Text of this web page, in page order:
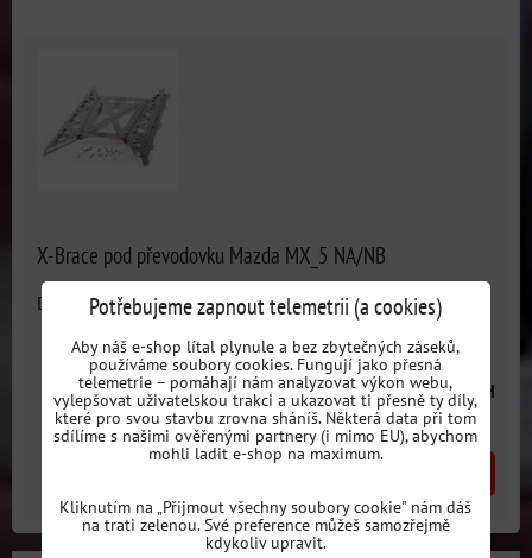
X-Brace pod převodovku Mazda MX_5 NA/NB
Dostupnost:3 dni
8780 Kčs DPH
Potřebujeme zapnout telemetrii (a cookies)
Aby náš e-shop lítal plynule a bez zbytečných záseků,
používáme soubory cookies. Fungují jako přesná
telemetrie – pomáhají nám analyzovat výkon webu,
vylepšovat uživatelskou trakci a ukazovat ti přesně ty díly,
které pro svou stavbu zrovna sháníš. Některá data při tom
sdílíme s našimi ověřenými partnery (i mimo EU), abychom
mohli ladit e-shop na maximum.
Kliknutím na „Přijmout všechny soubory cookie" nám dáš
na trati zelenou. Své preference můžeš samozřejmě
kdykoliv upravit.